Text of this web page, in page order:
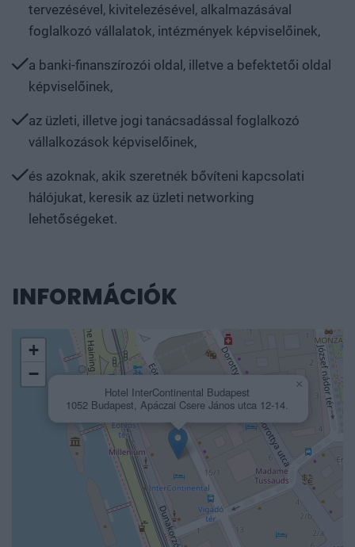
tervezésével, kivitelezésével, alkalmazásával
foglalkozó vállalatok, intézmények képviselőinek,
a banki-finanszírozói oldal, illetve a befektetői oldal
képviselőinek,
az üzleti, illetve jogi tanácsadással foglalkozó
vállalkozások képviselőinek,
és azoknak, akik szeretnék bővíteni kapcsolati
hálójukat, keresik az üzleti networking
lehetőségeket.
INFORMÁCIÓK
Hotel InterContinental Budapest
1052 Budapest, Apáczai Csere János utca 12-14.
×
+
−